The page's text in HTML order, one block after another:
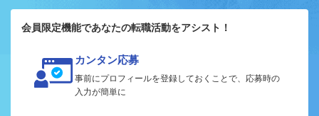
会員限定機能であなたの転職活動をアシスト！
カンタン応募
事前にプロフィールを登録しておくことで、応募時の
入力が簡単に